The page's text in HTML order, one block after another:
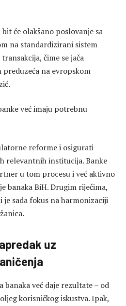
će olakšano poslovanje sa
na standardizirani sistem
čime se jača
na evropskom
već imaju potrebnu
reforme i osigurati
relevantnih institucija. Banke
u tom procesu i već aktivno
banaka BiH. Drugim riječima,
sada fokus na harmonizaciji
uz
već daje rezultate – od
korisničkog iskustva. Ipak,